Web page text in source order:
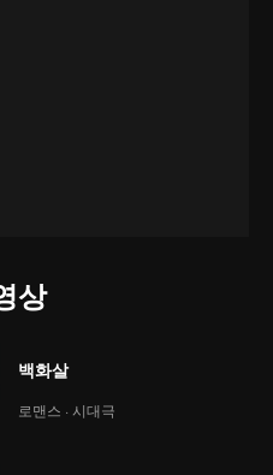
상
백화살
로맨스 · 시대극